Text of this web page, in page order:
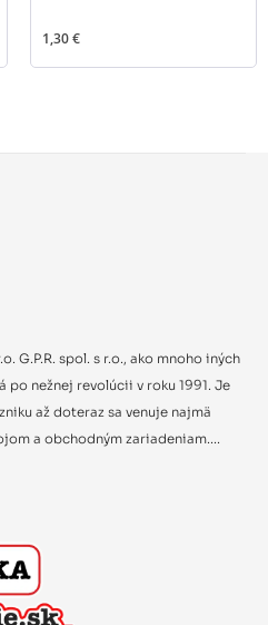
1,30 €
G.P.R. spol. s r.o., ako mnoho iných
po nežnej revolúcii v roku 1991. Je
až doteraz sa venuje najmä
a obchodným zariadeniam....